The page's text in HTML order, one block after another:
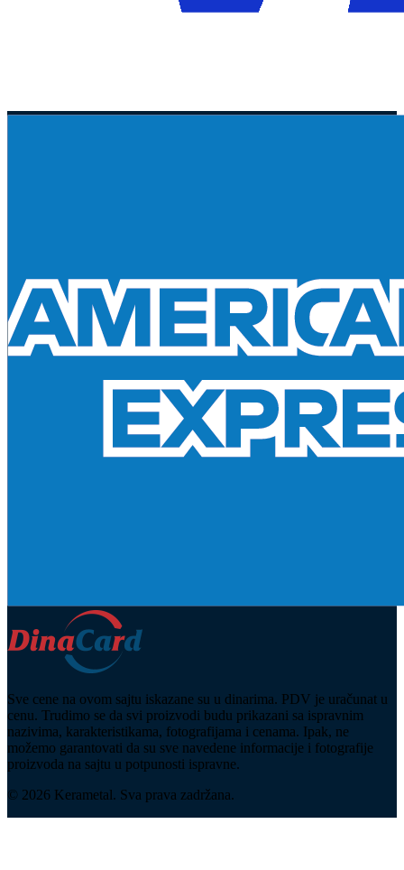
Sve cene na ovom sajtu iskazane su u dinarima. PDV je uračunat u
cenu. Trudimo se da svi proizvodi budu prikazani sa ispravnim
nazivima, karakteristikama, fotografijama i cenama. Ipak, ne
možemo garantovati da su sve navedene informacije i fotografije
proizvoda na sajtu u potpunosti ispravne.
© 2026 Kerametal. Sva prava zadržana.